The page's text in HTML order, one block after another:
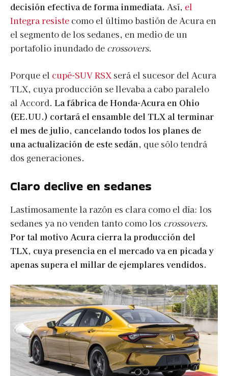
decisión efectiva de forma inmediata. Así, el
Integra resiste como el último bastión de Acura en
el segmento de los sedanes, en medio de un
portafolio inundado de crossovers.
Porque el cupé-SUV RSXserá el sucesor del Acura
TLX, cuya producción se llevaba a cabo paralelo
al Accord. La fábrica de Honda-Acura en Ohio
(EE.UU.) cortará el ensamble del TLX al terminar
el mes de julio, cancelando todos los planes de
una actualización de este sedán, que sólo tendrá
dos generaciones.
Claro declive en sedanes
Lastimosamente la razón es clara como el día: los
sedanes ya no venden tanto como los crossovers.
Por tal motivo Acura cierra la producción del
TLX, cuya presencia en el mercado va en picada y
apenas supera el millar de ejemplares vendidos.